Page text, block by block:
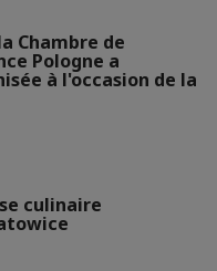
Chambre de
Pologne a
à l'occasion de la
culinaire